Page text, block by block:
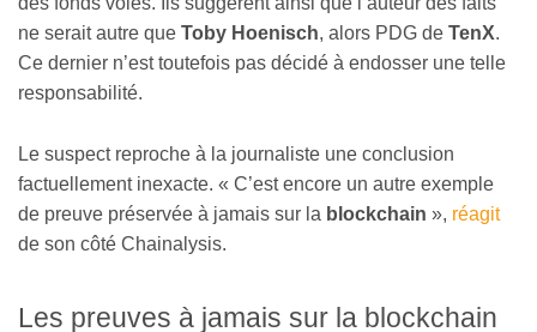
ne serait autre que Toby Hoenisch, alors PDG de TenX.
Ce dernier n’est toutefois pas décidé à endosser une telle
responsabilité.
Le suspect reproche à la journaliste une conclusion
factuellement inexacte. « C’est encore un autre exemple
de preuve préservée à jamais sur la blockchain », réagit
de son côté Chainalysis.
Les preuves à jamais sur la blockchain